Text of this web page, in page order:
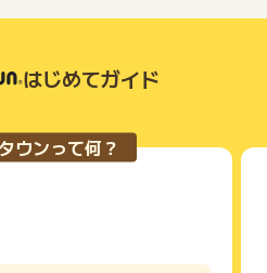
告主側で対象外とみなし、「獲
返し利用不可のサービス・お買
合
イト、検索サイトなどを経由し
をおこなっていただくことを推奨
イントや獲得条件、キャンペー
場合がございますが、ご利用さ
各広告主ではなく、代理店が行
ントに関する詳細を把握しており
はじめてガイド
ウンって何？